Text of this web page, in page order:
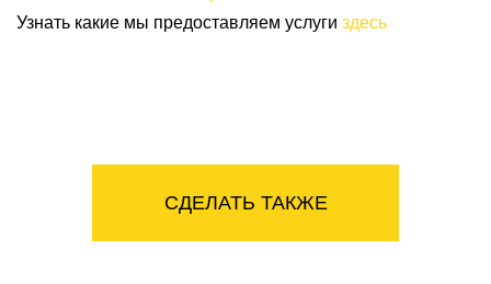
Узнать какие мы предоставляем услуги здесь
СДЕЛАТЬ ТАКЖЕ